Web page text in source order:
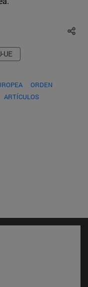
UE
ORDEN
ARTÍCULOS